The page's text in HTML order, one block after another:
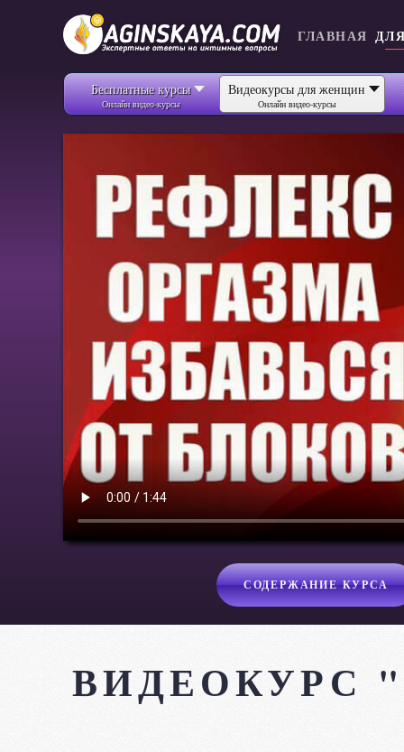
ГЛАВНАЯ
Бесплатные курсы
Онлайн видео-курсы
Видеокурсы для женщин
Онлайн видео-курсы
СОДЕРЖАНИЕ КУРСА
ВИДЕОКУРС